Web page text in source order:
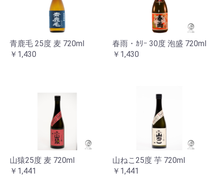
青鹿毛 25度 麦 720ml
￥1,430
春雨・ｶﾘｰ 30度 泡盛 720ml
￥1,430
山猿25度 麦 720ml
￥1,441
山ねこ25度 芋 720ml
￥1,441